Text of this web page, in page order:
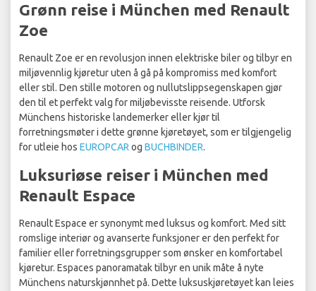
Grønn reise i München med Renault
Zoe
Renault Zoe er en revolusjon innen elektriske biler og tilbyr en
miljøvennlig kjøretur uten å gå på kompromiss med komfort
eller stil. Den stille motoren og nullutslippsegenskapen gjør
den til et perfekt valg for miljøbevisste reisende. Utforsk
Münchens historiske landemerker eller kjør til
forretningsmøter i dette grønne kjøretøyet, som er tilgjengelig
for utleie hos EUROPCAR og BUCHBINDER.
Luksuriøse reiser i München med
Renault Espace
Renault Espace er synonymt med luksus og komfort. Med sitt
romslige interiør og avanserte funksjoner er den perfekt for
familier eller forretningsgrupper som ønsker en komfortabel
kjøretur. Espaces panoramatak tilbyr en unik måte å nyte
Münchens naturskjønnhet på. Dette luksuskjøretøyet kan leies